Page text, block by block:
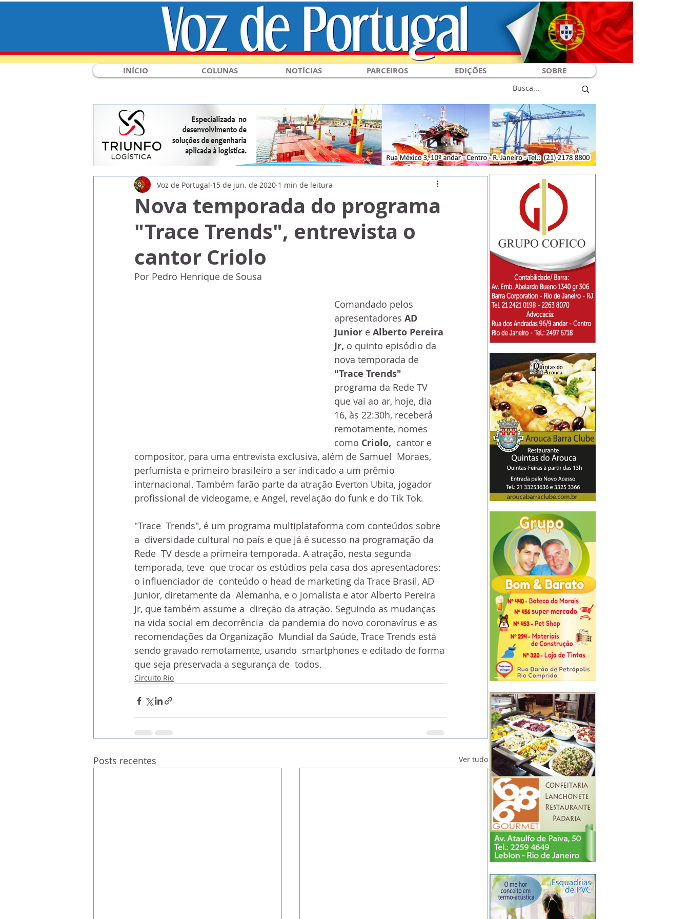
INÍCIO COLUNAS NOTÍCIAS PARCEIROS EDIÇÕES SOBRE
Nova temporada do programa
"Trace Trends", entrevista o
cantor Criolo
Voz de Portugal 15 de jun. de 2020 1 min de leitura
Por Pedro Henrique de Sousa
Comandado pelos
apresentadores AD
Junior e Alberto Pereira
Jr, o quinto episódio da
nova temporada de
"Trace Trends"
programa da Rede TV
que vai ao ar, hoje, dia
16, às 22:30h, receberá
remotamente, nomes
como Criolo,
  cantor e
compositor, para uma entrevista exclusiva, além de Samuel  Moraes,
perfumista e primeiro brasileiro a ser indicado a um prêmio
internacional. Também farão parte da atração Everton Ubita, jogador
profissional de videogame, e Angel, revelação do funk e do Tik Tok.
"Trace  Trends", é um programa multiplataforma com conteúdos sobre
a  diversidade cultural no país e que já é sucesso na programação da
Rede  TV desde a primeira temporada. A atração, nesta segunda
temporada, teve  que trocar os estúdios pela casa dos apresentadores:
o influenciador de  conteúdo o head de marketing da Trace Brasil, AD
Junior, diretamente da  Alemanha, e o jornalista e ator Alberto Pereira
Jr, que também assume a  direção da atração. Seguindo as mudanças
na vida social em decorrência  da pandemia do novo coronavírus e as
recomendações da Organização  Mundial da Saúde, Trace Trends está
sendo gravado remotamente, usando  smartphones e editado de forma
que seja preservada a segurança de  todos.
Circuito Rio
Posts recentes Ver tudo